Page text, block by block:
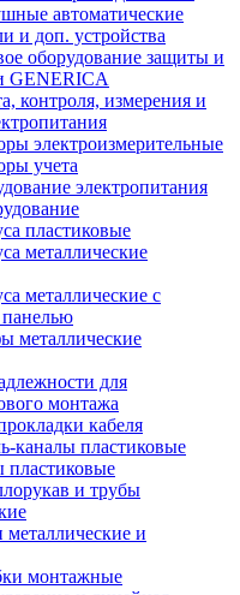
автоматические
и доп. устройства
оборудование защиты и
GENERICA
контроля, измерения и
электроизмерительные
учета
электропитания
пластиковые
металлические
металлические с
металлические
для
монтажа
кабеля
каналы пластиковые
пластиковые
и трубы
и
монтажные